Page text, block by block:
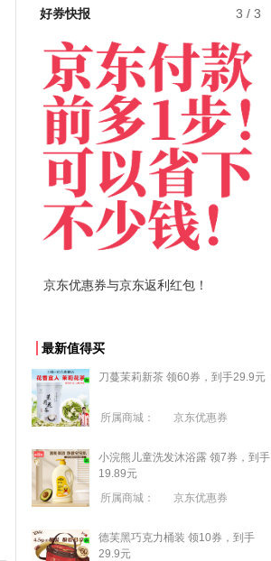
好券快报 3 / 3
拼多多优惠券+拼多多返利
最新值得买
刀蔓茉莉新茶 领60券，到手29.9元
所属商城： 京东优惠券
小浣熊儿童洗发沐浴露 领7券，到手
19.89元
所属商城：
京东优惠券
德芙黑巧克力桶装 领10券，到手
29.9元